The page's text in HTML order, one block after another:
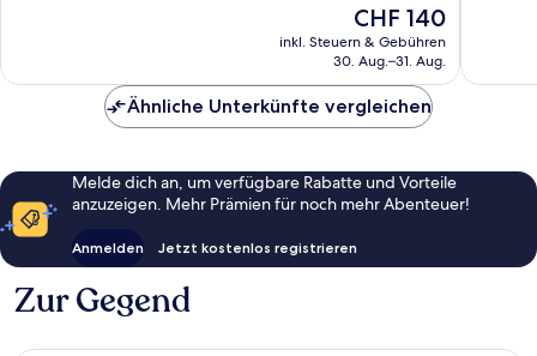
Der
Preis
beträgt
CHF 140
inkl. Steuern & Gebühren
30. Aug.–31. Aug.
Ähnliche Unterkünfte vergleichen
Melde dich an, um verfügbare Rabatte und Vorteile
anzuzeigen. Mehr Prämien für noch mehr Abenteuer!
Anmelden Jetzt kostenlos registrieren
Zur Gegend